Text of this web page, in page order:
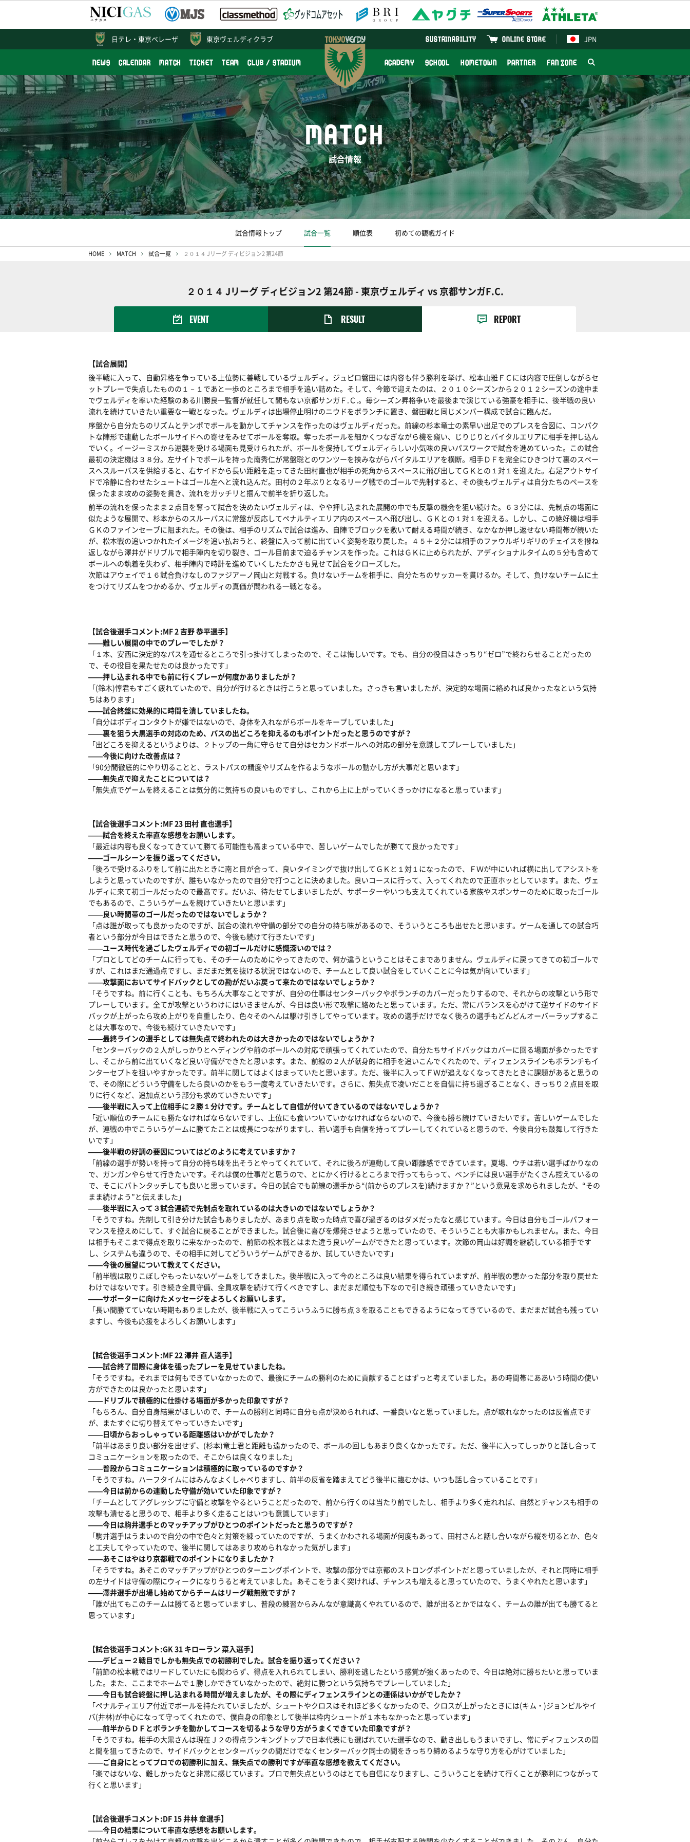
東京ヴェルディクラブ JPN
ONLINE STORE
SUSTAINABILITY
NEWS CALENDAR MATCH TICKET TEAM CLUB / STADIUM ACADEMY SCHOOL HOMETOWN PARTNER FAN ZONE
日テレ・ 東京ベレーザ
MATCH
試合情報
試合情報トップ 試合一覧 順位表 初めての観戦ガイド
HOME MATCH 試合一覧 ２０１４ Jリーグ ディビジョン2 第24節
２０１４ Jリーグ ディビジョン2 第24節 - 東京ヴェルディ vs 京都サンガF.C.
EVENT RESULT REPORT
【試合展開】
後半戦に入って、自動昇格を争っている上位勢に善戦しているヴェルディ。ジュビロ磐田には内容も伴う勝利を挙げ、松本山雅ＦＣには内容で圧倒しながらセ
ットプレーで失点したものの１－１であと一歩のところまで相手を追い詰めた。そして、今節で迎えたのは、２０１０シーズンから２０１２シーズンの途中ま
でヴェルディを率いた経験のある川勝良一監督が就任して間もない京都サンガＦ.Ｃ.。毎シーズン昇格争いを最後まで演じている強豪を相手に、後半戦の良い
流れを続けていきたい重要な一戦となった。ヴェルディは出場停止明けのニウドをボランチに置き、磐田戦と同じメンバー構成で試合に臨んだ。
序盤から自分たちのリズムとテンポでボールを動かしてチャンスを作ったのはヴェルディだった。前線の杉本竜士の素早い出足でのプレスを合図に、コンパク
トな陣形で連動したボールサイドへの寄せをみせてボールを奪取。奪ったボールを細かくつなぎながら機を窺い、じりじりとバイタルエリアに相手を押し込ん
でいく。イージーミスから逆襲を受ける場面も見受けられたが、ボールを保持してヴェルディらしい小気味の良いパスワークで試合を進めていった。この試合
最初の決定機は３８分。左サイトでボールを持った南秀仁が常盤聡とのワンツーを挟みながらバイタルエリアを横断。相手ＤＦを完全にひきつけて裏のスペー
スへスルーパスを供給すると、右サイドから長い距離を走ってきた田村直也が相手の死角からスペースに飛び出してＧＫとの１対１を迎えた。右足アウトサイ
ドで冷静に合わせたシュートはゴール左へと流れ込んだ。田村の２年ぶりとなるリーグ戦でのゴールで先制すると、その後もヴェルディは自分たちのペースを
保ったまま攻めの姿勢を貫き、流れをガッチリと掴んで前半を折り返した。
前半の流れを保ったまま２点目を奪って試合を決めたいヴェルディは、やや押し込まれた展開の中でも反撃の機会を狙い続けた。６３分には、先制点の場面に
似たような展開で、杉本からのスルーパスに常盤が反応してペナルティエリア内のスペースへ飛び出し、ＧＫとの１対１を迎える。しかし、この絶好機は相手
ＧＫのファインセーブに阻まれた。その後は、相手のリズムで試合は進み、自陣でブロックを敷いて耐える時間が続き、なかなか押し返せない時間帯が続いた
が、松本戦の追いつかれたイメージを追い払おうと、終盤に入って前に出ていく姿勢を取り戻した。４５＋２分には相手のファウルギリギリのチェイスを撥ね
返しながら澤井がドリブルで相手陣内を切り裂き、ゴール目前まで迫るチャンスを作った。これはＧＫに止められたが、アディショナルタイムの５分も含めて
ボールへの執着を失わず、相手陣内で時計を進めていくしたたかさも見せて試合をクローズした。
次節はアウェイで１６試合負けなしのファジアーノ岡山と対戦する。負けないチームを相手に、自分たちのサッカーを貫けるか。そして、負けないチームに土
をつけてリズムをつかめるか、ヴェルディの真価が問われる一戦となる。
【試合後選手コメント:MF 2 吉野 恭平選手】
――難しい展開の中でのプレーでしたが？
「１本、安西に決定的なパスを通せるところで引っ掛けてしまったので、そこは悔しいです。でも、自分の役目はきっちり“ゼロ”で終わらせることだったの
で、その役目を果たせたのは良かったです」
――押し込まれる中でも前に行くプレーが何度かありましたが？
「(鈴木)惇君もすごく疲れていたので、自分が行けるときは行こうと思っていました。さっきも言いましたが、決定的な場面に絡めれば良かったなという気持
ちはあります」
――試合終盤に効果的に時間を潰していましたね。
「自分はボディコンタクトが嫌ではないので、身体を入れながらボールをキープしていました」
――裏を狙う大黒選手の対応のため、パスの出どころを抑えるのもポイントだったと思うのですが？
「出どころを抑えるというよりは、２トップの一角に守らせて自分はセカンドボールへの対応の部分を意識してプレーしていました」
――今後に向けた改善点は？
「90分間徹底的にやり切ることと、ラストパスの精度やリズムを作るようなボールの動かし方が大事だと思います」
――無失点で抑えたことについては？
「無失点でゲームを終えることは気分的に気持ちの良いものですし、これから上に上がっていくきっかけになると思っています」
【試合後選手コメント:MF 23 田村 直也選手】
――試合を終えた率直な感想をお願いします。
「最近は内容も良くなってきていて勝てる可能性も高まっている中で、苦しいゲームでしたが勝てて良かったです」
――ゴールシーンを振り返ってください。
「後ろで受けるふりをして前に出たときに南と目が合って、良いタイミングで抜け出してＧＫと１対１になったので、ＦＷが中にいれば横に出してアシストを
しようと思っていたのですが、誰もいなかったので自分で打つことに決めました。良いコースに行って、入ってくれたので正直ホッとしています。また、ヴェ
ルディに来て初ゴールだったので最高です。だいぶ、待たせてしまいましたが、サポーターやいつも支えてくれている家族やスポンサーのために取ったゴール
でもあるので、こういうゲームを続けていきたいと思います」
――良い時間帯のゴールだったのではないでしょうか？
「点は誰が取っても良かったのですが、試合の流れや守備の部分での自分の持ち味があるので、そういうところも出せたと思います。ゲームを通しての試合巧
者という部分が今日はできたと思うので、今後も続けて行きたいです」
――ユース時代を過ごしたヴェルディでの初ゴールだけに感慨深いのでは？
「プロとしてどのチームに行っても、そのチームのためにやってきたので、何か違うということはそこまでありません。ヴェルディに戻ってきての初ゴールで
すが、これはまだ通過点ですし、まだまだ気を抜ける状況ではないので、チームとして良い試合をしていくことに今は気が向いています」
――攻撃面においてサイドバックとしての勘がだいぶ戻って来たのではないでしょうか？
「そうですね。前に行くことも、もちろん大事なことですが、自分の仕事はセンターバックやボランチのカバーだったりするので、それからの攻撃という形で
プレーしています。全てが攻撃というわけにはいきませんが、今日は良い形で攻撃に絡めたと思っています。ただ、常にバランスを心がけて逆サイドのサイド
バックが上がったら攻め上がりを自重したり、色々そのへんは駆け引きしてやっています。攻めの選手だけでなく後ろの選手もどんどんオーバーラップするこ
とは大事なので、今後も続けていきたいです」
――最終ラインの選手としては無失点で終われたのは大きかったのではないでしょうか？
「センターバックの２人がしっかりとヘディングや前のボールへの対応で頑張ってくれていたので、自分たちサイドバックはカバーに回る場面が多かったです
し、そこから前に出ていくなど良い守備ができたと思います。また、前線の２人が献身的に相手を追いこんでくれたので、ディフェンスラインもボランチもイ
ンターセプトを狙いやすかったです。前半に関してはよくはまっていたと思います。ただ、後半に入ってＦＷが追えなくなってきたときに課題があると思うの
で、その際にどういう守備をしたら良いのかをもう一度考えていきたいです。さらに、無失点で凌いだことを自信に持ち過ぎることなく、きっちり２点目を取
りに行くなど、追加点という部分も求めていきたいです」
――後半戦に入って上位相手に２勝１分けです。チームとして自信が付いてきているのではないでしょうか？
「近い順位のチームにも勝たなければならないですし、上位にも食いついていかなければならないので、今後も勝ち続けていきたいです。苦しいゲームでした
が、連戦の中でこういうゲームに勝てたことは成長につながりますし、若い選手も自信を持ってプレーしてくれていると思うので、今後自分も鼓舞して行きた
いです」
――後半戦の好調の要因についてはどのように考えていますか？
「前線の選手が勢いを持って自分の持ち味を出そうとやってくれていて、それに後ろが連動して良い距離感でできています。夏場、ウチは若い選手ばかりなの
で、ガンガンやらせて行きたいです。それは僕の仕事だと思うので、とにかく行けるところまで行ってもらって、ベンチには良い選手がたくさん控えているの
で、そこにバトンタッチしても良いと思っています。今日の試合でも前線の選手から“(前からのプレスを)続けますか？”という意見を求められましたが、“その
まま続けよう”と伝えました」
――後半戦に入って３試合連続で先制点を取れているのは大きいのではないでしょうか？
「そうですね。先制して引き分けた試合もありましたが、あまり点を取った時点で喜び過ぎるのはダメだったなと感じています。今日は自分もゴールパフォー
マンスを控えめにして、すぐ試合に戻ることができました。試合後に喜びを爆発させようと思っていたので、そういうことも大事かもしれません。また、今日
は相手もそこまで得点を取りに来なかったので、前節の松本戦とはまた違う良いゲームができたと思っています。次節の岡山は好調を継続している相手です
し、システムも違うので、その相手に対してどういうゲームができるか、試していきたいです」
――今後の展望について教えてください。
「前半戦は取りこぼしやもったいないゲームをしてきました。後半戦に入って今のところは良い結果を得られていますが、前半戦の悪かった部分を取り戻せた
わけではないです。引き続き全員守備、全員攻撃を続けて行くべきですし、まだまだ順位も下なので引き続き頑張っていきたいです」
――サポーターに向けたメッセージをよろしくお願いします。
「長い間勝てていない時期もありましたが、後半戦に入ってこういうふうに勝ち点３を取ることもできるようになってきているので、まだまだ試合も残ってい
ますし、今後も応援をよろしくお願いします」
【試合後選手コメント:MF 22 澤井 直人選手】
――試合終了間際に身体を張ったプレーを見せていましたね。
「そうですね。それまでは何もできていなかったので、最後にチームの勝利のために貢献することはずっと考えていました。あの時間帯にああいう時間の使い
方ができたのは良かったと思います」
――ドリブルで積極的に仕掛ける場面が多かった印象ですが？
「もちろん、自分自身結果がほしいので、チームの勝利と同時に自分も点が決められれば、一番良いなと思っていました。点が取れなかったのは反省点です
が、またすぐに切り替えてやっていきたいです」
――日頃からおっしゃっている距離感はいかがでしたか？
「前半はあまり良い部分を出せず、(杉本)竜士君と距離も遠かったので、ボールの回しもあまり良くなかったです。ただ、後半に入ってしっかりと話し合って
コミュニケーションを取ったので、そこからは良くなりました」
――普段からコミュニケーションは積極的に取っているのですか？
「そうですね。ハーフタイムにはみんなよくしゃべりますし、前半の反省を踏まえてどう後半に臨むかは、いつも話し合っていることです」
――今日は前からの連動した守備が効いていた印象ですが？
「チームとしてアグレッシブに守備と攻撃をやるということだったので、前から行くのは当たり前でしたし、相手より多く走れれば、自然とチャンスも相手の
攻撃も潰せると思うので、相手より多く走ることはいつも意識しています」
――今日は駒井選手とのマッチアップがひとつのポイントだったと思うのですが？
「駒井選手はうまいので自分の中で色々と対策を練っていたのですが、うまくかわされる場面が何度もあって、田村さんと話し合いながら縦を切るとか、色々
と工夫してやっていたので、後半に関してはあまり攻められなかった気がします」
――あそこはやはり京都戦でのポイントになりましたか？
「そうですね。あそこのマッチアップがひとつのターニングポイントで、攻撃の部分では京都のストロングポイントだと思っていましたが、それと同時に相手
の左サイドは守備の際にウィークになりうると考えていました。あそこをうまく突ければ、チャンスも増えると思っていたので、うまくやれたと思います」
――澤井選手が出場し始めてからチームはリーグ戦無敗ですが？
「誰が出てもこのチームは勝てると思っていますし、普段の練習からみんなが意識高くやれているので、誰が出るとかではなく、チームの誰が出ても勝てると
思っています」
【試合後選手コメント:GK 31 キローラン 菜入選手】
――デビュー２戦目でしかも無失点での初勝利でした。試合を振り返ってください？
「前節の松本戦ではリードしていたにも関わらず、得点を入れられてしまい、勝利を逃したという感覚が強くあったので、今日は絶対に勝ちたいと思っていま
した。また、ここまでホームで１勝しかできていなかったので、絶対に勝つという気持ちでプレーしていました」
――今日も試合終盤に押し込まれる時間が増えましたが、その際にディフェンスラインとの連係はいかがでしたか？
「ペナルティエリア付近でボールを持たれていましたが、シュートやクロスはそれほど多くなかったので、クロスが上がったときには(キム・)ジョンピルやイ
バ(井林)が中心になって守ってくれたので、僕自身の印象として後半は枠内シュートが１本もなかったと思っています」
――前半からＤＦとボランチを動かしてコースを切るような守り方がうまくできていた印象ですが？
「そうですね。相手の大黒さんは現在Ｊ２の得点ランキングトップで日本代表にも選ばれていた選手なので、動き出しもうまいですし、常にディフェンスの間
と間を狙ってきたので、サイドバックとセンターバックの間だけでなくセンターバック同士の間をきっちり締めるような守り方を心がけていました」
――ご自身にとってプロでの初勝利に加え、無失点での勝利ですが率直な感想を教えてください。
「楽ではないな、難しかったなと非常に感じています。プロで無失点というのはとても自信になりますし、こういうことを続けて行くことが勝利につながって
行くと思います」
【試合後選手コメント:DF 15 井林 章選手】
――今日の結果について率直な感想をお願いします。